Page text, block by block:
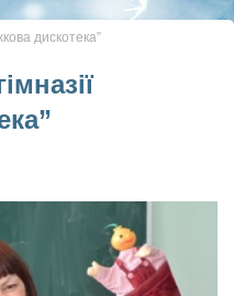
дискотека”